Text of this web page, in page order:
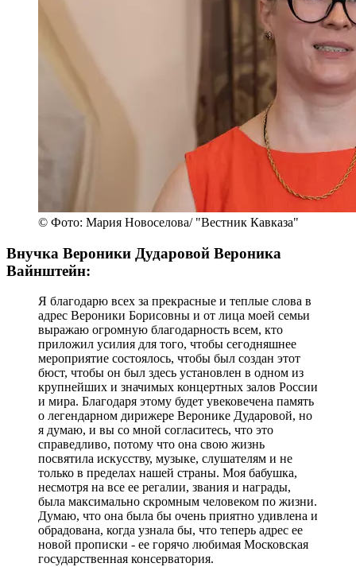
© Фото: Мария Новоселова/ "Вестник Кавказа"
Внучка Вероники Дударовой Вероника
Вайнштейн:
Я благодарю всех за прекрасные и теплые слова в
адрес Вероники Борисовны и от лица моей семьи
выражаю огромную благодарность всем, кто
приложил усилия для того, чтобы сегодняшнее
мероприятие состоялось, чтобы был создан этот
бюст, чтобы он был здесь установлен в одном из
крупнейших и значимых концертных залов России
и мира. Благодаря этому будет увековечена память
о легендарном дирижере Веронике Дударовой, но
я думаю, и вы со мной согласитесь, что это
справедливо, потому что она свою жизнь
посвятила искусству, музыке, слушателям и не
только в пределах нашей страны. Моя бабушка,
несмотря на все ее регалии, звания и награды,
была максимально скромным человеком по жизни.
Думаю, что она была бы очень приятно удивлена и
обрадована, когда узнала бы, что теперь адрес ее
новой прописки - ее горячо любимая Московская
государственная консерватория.